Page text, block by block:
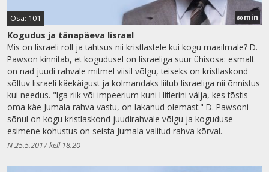
Osa: 101 60 min
Kogudus ja tänapäeva Iisrael
Mis on Iisraeli roll ja tähtsus nii kristlastele kui kogu maailmale? D.
Pawson kinnitab, et kogudusel on Iisraeliga suur ühisosa: esmalt
on nad juudi rahvale mitmel viisil võlgu, teiseks on kristlaskond
sõltuv Iisraeli käekäigust ja kolmandaks liitub Iisraeliga nii õnnistus
kui needus. "Iga riik või impeerium kuni Hitlerini välja, kes tõstis
oma käe Jumala rahva vastu, on lakanud olemast." D. Pawsoni
sõnul on kogu kristlaskond juudirahvale võlgu ja koguduse
esimene kohustus on seista Jumala valitud rahva kõrval.
N 25.5.2017 kell 18.20